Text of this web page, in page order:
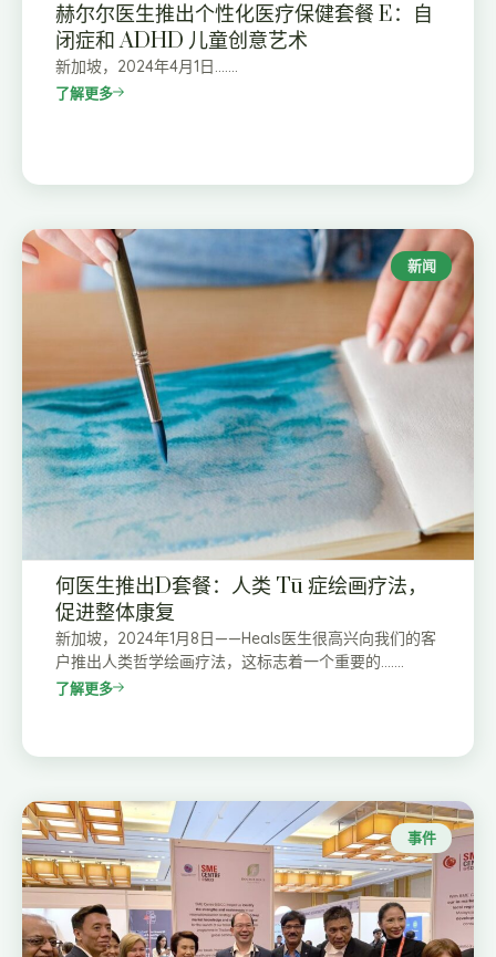
赫尔尔医生推出个性化医疗保健套餐 E：自
闭症和 ADHD 儿童创意艺术
新加坡，2024年4月1日…….
了解更多
新闻
何医生推出D套餐：人类 Tū 症绘画疗法，
促进整体康复
新加坡，2024年1月8日——Heals医生很高兴向我们的客
户推出人类哲学绘画疗法，这标志着一个重要的…….
了解更多
事件